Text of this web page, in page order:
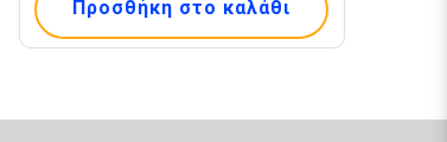
Προσθήκη στο καλάθι